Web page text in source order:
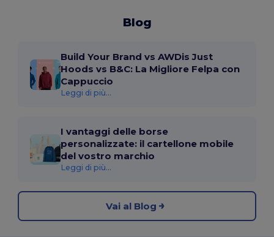
Blog
Build Your Brand vs AWDis Just
Hoods vs B&C: La Migliore Felpa con
Cappuccio
Leggi di più...
I vantaggi delle borse
personalizzate: il cartellone mobile
del vostro marchio
Leggi di più...
Vai al Blog